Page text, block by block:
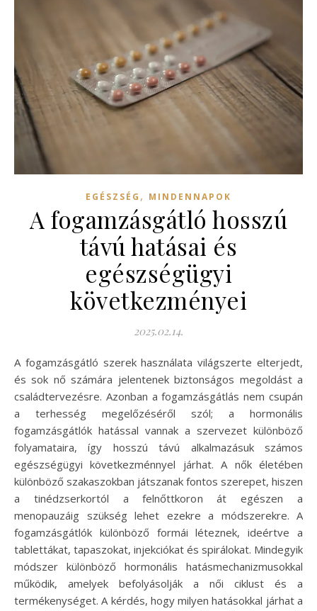
EGÉSZSÉG , MINDENNAPOK
A fogamzásgátló hosszú
távú hatásai és
egészségügyi
következményei
2025.02.14.
A fogamzásgátló szerek használata világszerte elterjedt,
és sok nő számára jelentenek biztonságos megoldást a
családtervezésre. Azonban a fogamzásgátlás nem csupán
a terhesség megelőzéséről szól; a hormonális
fogamzásgátlók hatással vannak a szervezet különböző
folyamataira, így hosszú távú alkalmazásuk számos
egészségügyi következménnyel járhat. A nők életében
különböző szakaszokban játszanak fontos szerepet, hiszen
a tinédzserkortól a felnőttkoron át egészen a
menopauzáig szükség lehet ezekre a módszerekre. A
fogamzásgátlók különböző formái léteznek, ideértve a
tablettákat, tapaszokat, injekciókat és spirálokat. Mindegyik
módszer különböző hormonális hatásmechanizmusokkal
működik, amelyek befolyásolják a női ciklust és a
termékenységet. A kérdés, hogy milyen hatásokkal járhat a